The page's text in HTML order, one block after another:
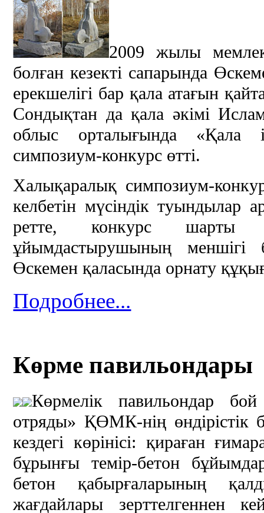
2009 жылы
болған кезекті сапарында
ерекшелігі бар қала атағын
Сондықтан да қала әкімі
облыс орталығында «Қала
симпозиум-конкурс өтті.
Халықаралық симпозиум-
келбетін мүсіндік
ретте, конкурс шарты
ұйымдастырушының
Өскемен қаласында орнату
Подробнее...
Көрме павильондары
Көрмелік павильондар
отряды» ҚӨМК-нің өндірістік
кездегі көрінісі: қираған
бұрынғы темір-бетон
бетон қабырғаларының
жағдайлары зерттелгеннен